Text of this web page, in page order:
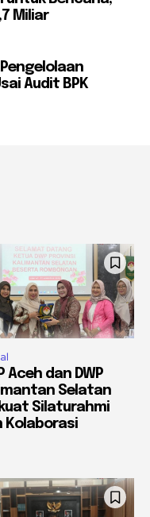
Miliar
Audit BPK
Aceh dan DWP
Selatan
Silaturahmi
Kolaborasi